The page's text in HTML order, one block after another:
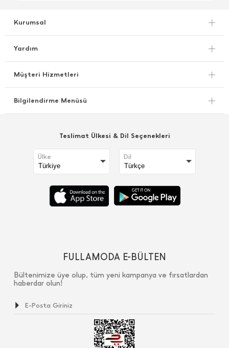
Kurumsal
Yardım
Müşteri Hizmetleri
Bilgilendirme Menüsü
Teslimat Ülkesi & Dil Seçenekleri
Ülke Dil
FULLAMODA E-BÜLTEN
Bültenimize üye olup, tüm yeni kampanya ve fırsatlardan
haberdar olun!